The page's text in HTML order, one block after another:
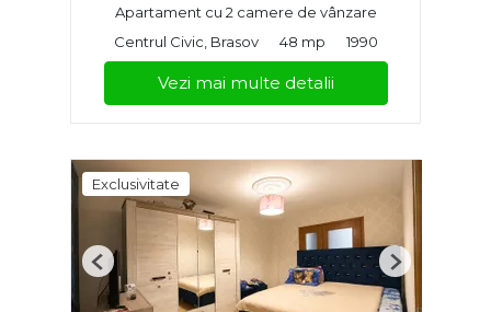
Apartament cu 2 camere de vânzare
Centrul Civic, Brasov
48 mp 1990
Vezi mai multe detalii
Exclusivitate
Previous Next